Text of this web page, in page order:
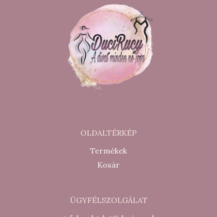
OLDALTÉRKÉP
Termékek
Kosár
ÜGYFÉLSZOLGÁLAT